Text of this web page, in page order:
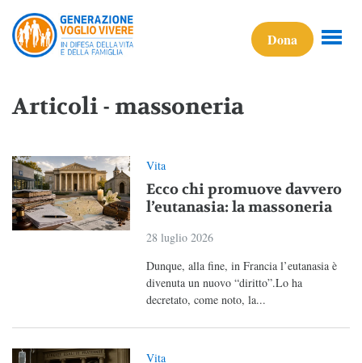
Dona
Articoli - massoneria
Vita
Ecco chi promuove davvero
l’eutanasia: la massoneria
28 luglio 2026
Dunque, alla fine, in Francia l’eutanasia è
divenuta un nuovo “diritto”.Lo ha
decretato, come noto, la...
Vita